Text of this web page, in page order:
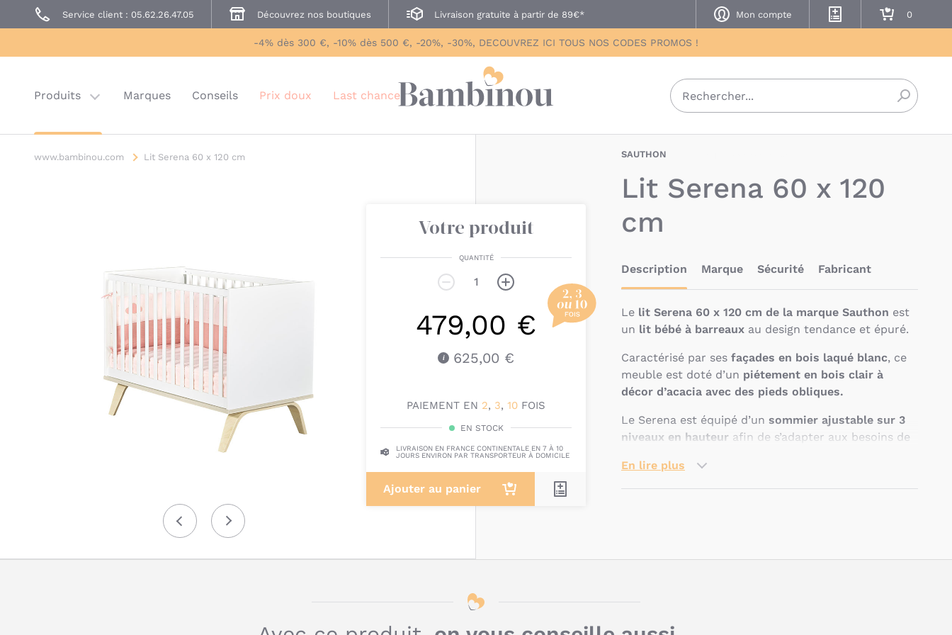
Service client : 05.62.26.47.05 Découvrez nos boutiques Livraison gratuite à partir de 89€* Mon compte
Mes listes de naissance
Mon panier
-4% dès 300 €, -10% dès 500 €, -20%, -30%, DECOUVREZ ICI TOUS NOS CODES PROMOS !
Produits
Prêt à Porter
Last chance
Marques Conseils Prix doux Last chance
www.bambinou.com Lit Serena 60 x 120 cm
PrécédentSuivant
SAUTHON
Lit Serena 60 x 120
cm
Votre produit
QUANTITÉ
479,00 €
625,00 €
PAIEMENT EN 2, 3, 10 FOIS
EN STOCK
LIVRAISON EN FRANCE CONTINENTALE EN 7 À 10
JOURS ENVIRON PAR TRANSPORTEUR À DOMICILE
Ajouter au panier
Description Marque Sécurité Fabricant
Le lit Serena 60 x 120 cm de la marque Sauthon est
un lit bébé à barreaux au design tendance et épuré.
Caractérisé par ses façades en bois laqué blanc, ce
meuble est doté d’un piétement en bois clair à
décor d’acacia avec des pieds obliques.
Le Serena est équipé d’un sommier ajustable sur 3
niveaux en hauteur afin de s’adapter aux besoins de
lacommodede lacollection Serenapour une
En lire plus